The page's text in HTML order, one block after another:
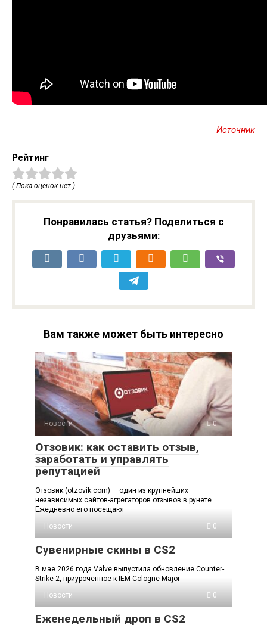
Источник
Рейтинг
( Пока оценок нет )
Понравилась статья? Поделиться с
друзьями:
Вам также может быть интересно
Новости 0
Отзовик: как оставить отзыв,
заработать и управлять
репутацией
Отзовик (otzovik.com) — один из крупнейших
независимых сайтов-агрегаторов отзывов в рунете.
Ежедневно его посещают
Новости
0
Сувенирные скины в CS2
В мае 2026 года Valve выпустила обновление Counter-
Strike 2, приуроченное к IEM Cologne Major
Новости
0
Еженедельный дроп в CS2